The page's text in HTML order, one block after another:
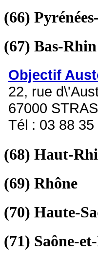
(66)
(67) Bas-Rhin
Objectif
22, rue
67000
Tél : 03 88 35
(68) Haut-
(69) Rhône
(70) Haute-
(71) Saône-